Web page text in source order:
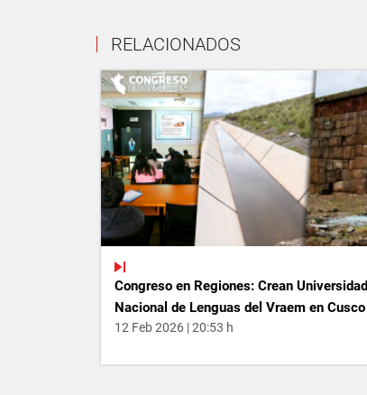
RELACIONADOS
Congreso en Regiones: Crean Universidad
Nacional de Lenguas del Vraem en Cusco
12 Feb 2026 | 20:53 h